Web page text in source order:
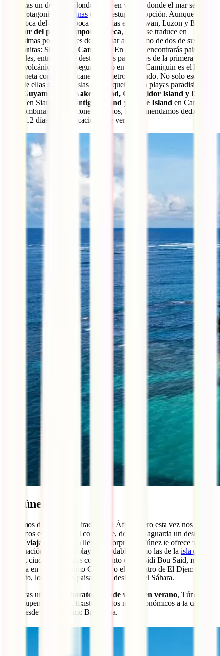
Si buscas un destino a donde viajar en verano donde el mar sea el
gran protagonista,
Filipinas es una estupenda opción. Aunque en
esta época del año es época de lluvias en Palawan, Luzon y Bisayas,
en el sur del país es temporada seca, lo que se traduce en
muchísimas posibilidades de disfrutar al máximo de dos de sus islas
más bonitas: Siargao y Camiguin
. En ambas encontrarás paisajes
increíbles, entre los que destacan los palmerales de la primera y los
conos volcánicos de la segunda. No en vano, Camiguin es el lugar
del planeta con más volcanes por metro cuadrado. No solo eso, muy
cerca de ellas se sitúan islas más pequeñas con playas paradisíacas
Guyam Island, Naked Island, Corregidor Island y Daku
en Siargao y Mantigue Island y White Island en Camiguin.
Para combinar estos rincones filipinos, te recomendamos dedicar al
menos 12 días de tus vacaciones de verano.
6. Túnez
Volvemos de nuevo la mirada hacia África, pero esta vez nos
quedamos en el norte del continente, donde te aguarda un destino
donde viajar en verano lleno de sorpresas. Túnez te ofrece una
combinación ganadora: playas agradables como las de la isla de
, ciudades costeras con encanto como Sidi Bou Said, mucha
historia en rincones como Cartago o el anfiteatro de El Djem y, por
supuesto, los preciosos paisajes del desierto del Sáhara.
Si buscas un
destino barato a donde viajar en verano, Túnez es
una estupenda opción. Existen vuelos muy económicos a la capital
tanto desde Madrid como Barcelona.